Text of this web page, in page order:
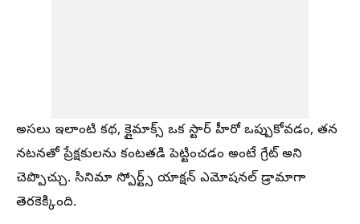
అసలు ఇలాంటి కథ, క్లైమాక్స్ ఒక స్టార్ హీరో ఒప్పుకోవడం, తన
నటనతో ప్రేక్షకులను కంటతడి పెట్టించడం అంటే గ్రేట్ అని
చెప్పొచ్చు. సినిమా స్పోర్ట్స్ యాక్షన్ ఎమోషనల్ డ్రామాగా
తెరకెక్కింది.